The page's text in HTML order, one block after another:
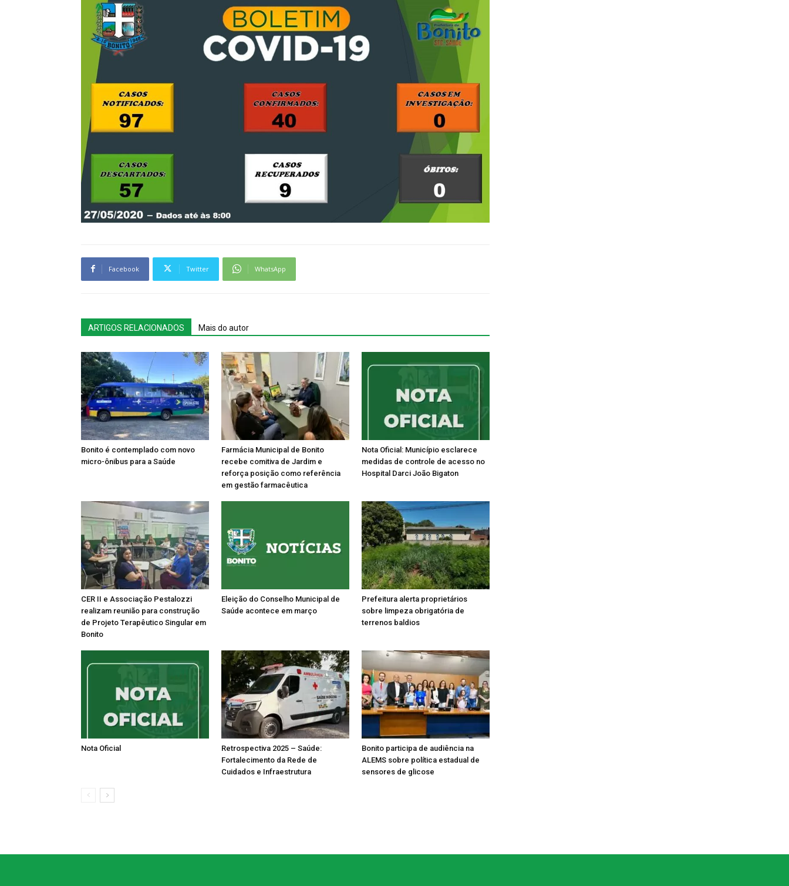
Facebook Twitter WhatsApp
ARTIGOS RELACIONADOS Mais do autor
Bonito é contemplado com novo
micro-ônibus para a Saúde
Farmácia Municipal de Bonito
recebe comitiva de Jardim e
reforça posição como referência
em gestão farmacêutica
Nota Oficial: Município esclarece
medidas de controle de acesso no
Hospital Darci João Bigaton
CER II e Associação Pestalozzi
realizam reunião para construção
de Projeto Terapêutico Singular em
Bonito
Eleição do Conselho Municipal de
Saúde acontece em março
Prefeitura alerta proprietários
sobre limpeza obrigatória de
terrenos baldios
Nota Oficial
Retrospectiva 2025 – Saúde:
Fortalecimento da Rede de
Cuidados e Infraestrutura
Bonito participa de audiência na
ALEMS sobre política estadual de
sensores de glicose